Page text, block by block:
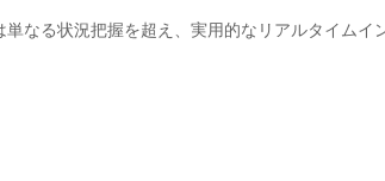
単なる状況把握を超え、実用的なリアルタイムイ